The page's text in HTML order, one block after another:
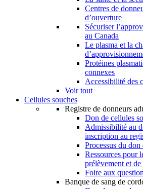
Centres de
d’ouverture
Sécuriser
au Canada
Le plasma et la
Protéines
connexes
Accessibilité des
Voir tout
Cellules souches
Registre de donneurs
Don de cellules
Admissibilité au
inscription au
Processus du
Ressources pour
prélèvement et
Foire aux
Banque de sang de